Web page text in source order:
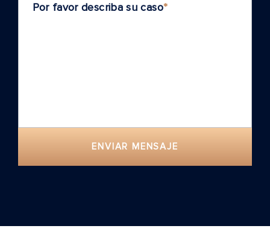
Por favor describa su caso*
ENVIAR MENSAJE